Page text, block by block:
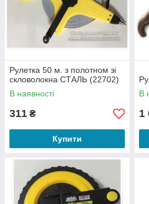
Рулетка 50 м. з полотном зі
скловолокна СТАЛЬ (22702)
В наявності
311 ₴
Купити
В
1